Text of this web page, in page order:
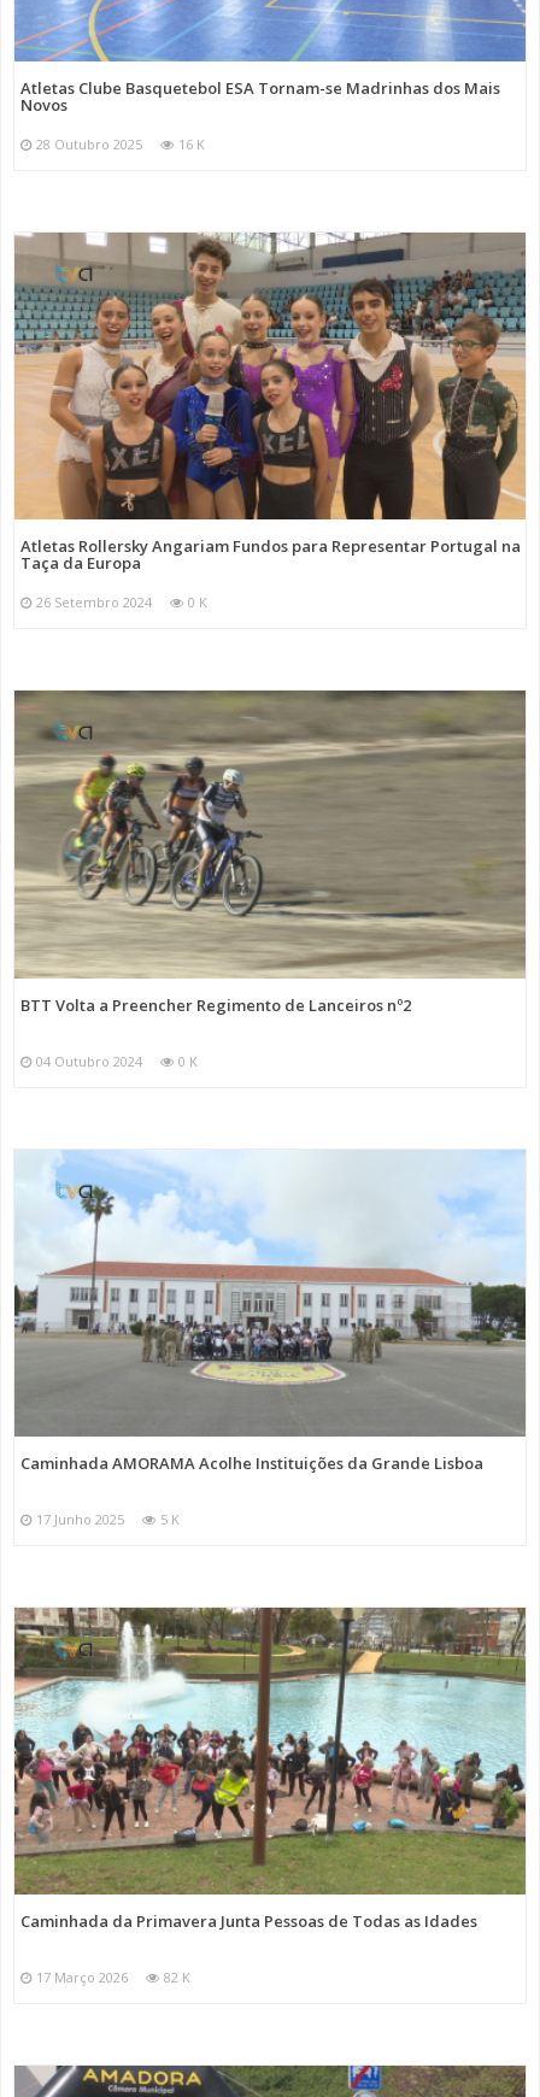
Atletas Clube Basquetebol ESA Tornam-se Madrinhas dos Mais
Novos
28 Outubro 2025 16 K
Atletas Rollersky Angariam Fundos para Representar Portugal na
Taça da Europa
26 Setembro 2024 0 K
BTT Volta a Preencher Regimento de Lanceiros nº2
04 Outubro 2024 0 K
Caminhada AMORAMA Acolhe Instituições da Grande Lisboa
17 Junho 2025 5 K
Caminhada da Primavera Junta Pessoas de Todas as Idades
17 Março 2026 82 K